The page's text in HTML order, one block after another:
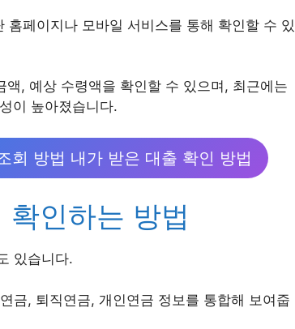
페이지나 모바일 서비스를 통해 확인할 수 있
, 예상 수령액을 확인할 수 있으며, 최근에는
이 높아졌습니다.
회 방법 내가 받은 대출 확인 방법
인하는 방법
있습니다.
금, 퇴직연금, 개인연금 정보를 통합해 보여줍